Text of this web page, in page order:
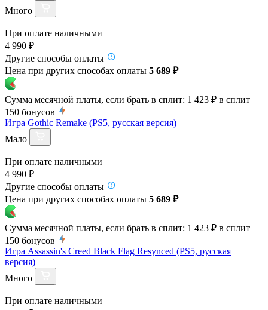
Много
При оплате наличными
4 990 ₽
Другие способы оплаты
Цена при других способах оплаты 5 689 ₽
Сумма месячной платы, если брать в сплит: 1 423 ₽ в сплит
150 бонусов
Игра Gothic Remake (PS5, русская версия)
Мало
При оплате наличными
4 990 ₽
Другие способы оплаты
Цена при других способах оплаты 5 689 ₽
Сумма месячной платы, если брать в сплит: 1 423 ₽ в сплит
150 бонусов
Игра Assassin's Creed Black Flag Resynced (PS5, русская
версия)
Много
При оплате наличными